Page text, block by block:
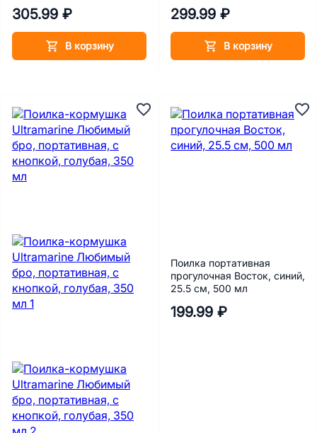
305.99 ₽
В корзину
299.99 ₽
В корзину
Поилка портативная
прогулочная Восток, синий,
25.5 см, 500 мл
199.99 ₽